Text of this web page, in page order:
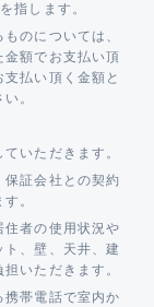
指します。
のについては、
額でお支払い頂
払い頂く金額と
。
いただきます。
証会社との契約
。
者の使用状況や
、壁、天井、建
いただきます。
帯電話で室内か